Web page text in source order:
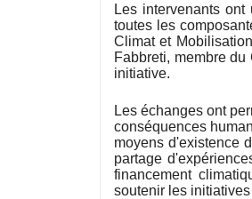
Les intervenants
toutes les
Climat et
Fabbreti, membre
initiative.
Les échanges ont
conséquences
moyens d'existence
partage
financement
soutenir les